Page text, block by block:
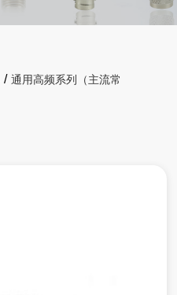
/ 通用高频系列（主流常